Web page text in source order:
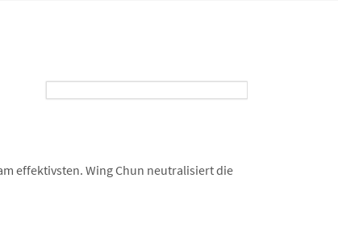
effektivsten. Wing Chun neutralisiert die